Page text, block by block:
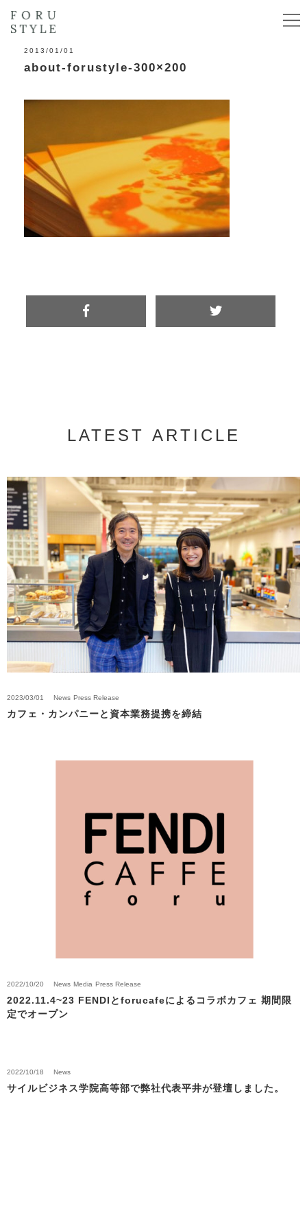
2013/01/01
about-forustyle-300×200
LATEST ARTICLE
2023/03/01 News Press Release
カフェ・カンパニーと資本業務提携を締結
2022/10/20 News Media Press Release
2022.11.4~23 FENDIとforucafeによるコラボカフェ 期間限
定でオープン